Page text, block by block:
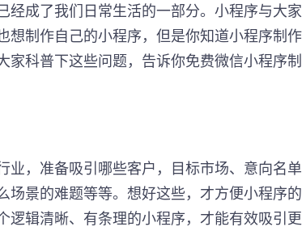
成了我们日常生活的一部分。小程序与大家
想制作自己的小程序，但是你知道小程序制作
科普下这些问题，告诉你免费微信小程序制
业，准备吸引哪些客户，目标市场、意向名单
景的难题等等。想好这些，才方便小程序的
逻辑清晰、有条理的小程序，才能有效吸引更